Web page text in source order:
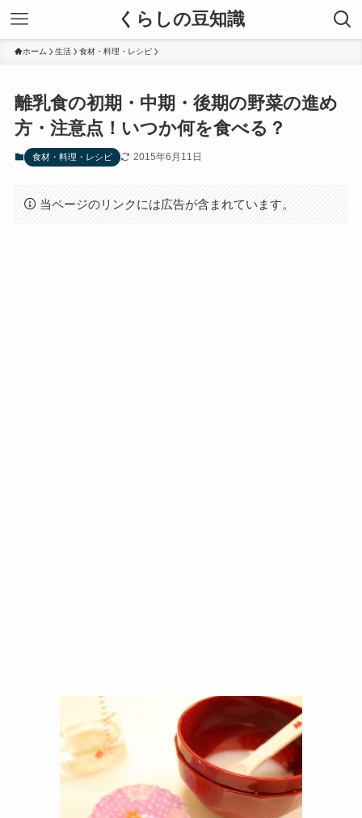
くらしの豆知識
ホーム 生活 食材・料理・レシピ
離乳食の初期・中期・後期の野菜の進め
方・注意点！いつか何を食べる？
食材・料理・レシピ 2015年6月11日
当ページのリンクには広告が含まれています。